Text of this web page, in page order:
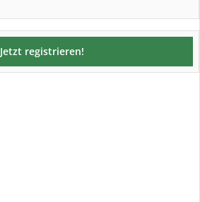
Jetzt registrieren!